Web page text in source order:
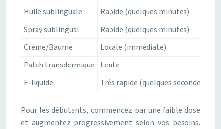
Huile sublinguale
Rapide (quelques minutes)
Spray sublingual
Rapide (quelques minutes)
Crème/Baume
Locale (immédiate)
Patch transdermique Lente
E-liquide
Très rapide (quelques secondes)
Pour les débutants, commencez par une faible dose
et augmentez progressivement selon vos besoins.